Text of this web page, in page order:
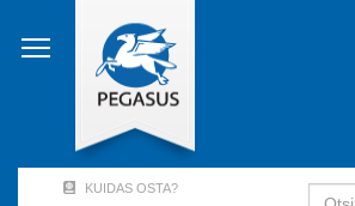
edasi
põhisisu
KUIDAS OSTA? Otsing